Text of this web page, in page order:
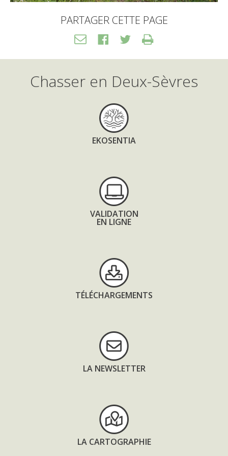
PARTAGER CETTE PAGE
Chasser en Deux-Sèvres
EKOSENTIA
VALIDATION
EN LIGNE
TÉLÉCHARGEMENTS
LA NEWSLETTER
LA CARTOGRAPHIE